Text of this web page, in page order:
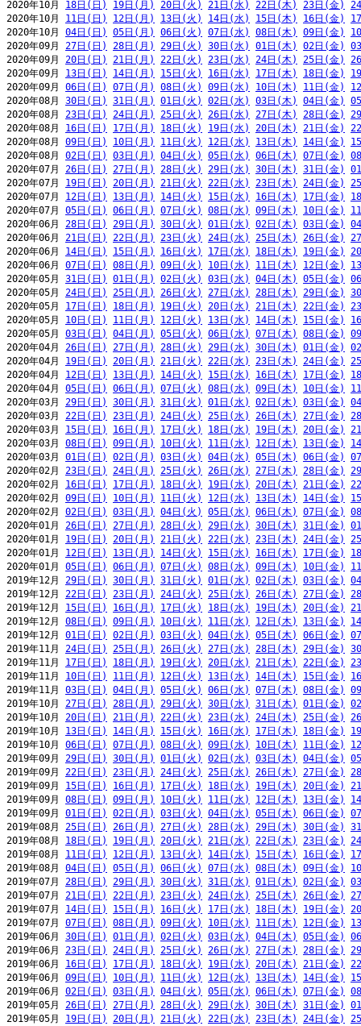
2020年10月 18日(日) 19日(月) 20日(火) 21日(水) 22日(木) 23日(金)
2020年10月 11日(日) 12日(月) 13日(火) 14日(水) 15日(木) 16日(金)
2020年10月 04日(日) 05日(月) 06日(火) 07日(水) 08日(木) 09日(金)
2020年09月 27日(日) 28日(月) 29日(火) 30日(水) 01日(木) 02日(金)
2020年09月 20日(日) 21日(月) 22日(火) 23日(水) 24日(木) 25日(金)
2020年09月 13日(日) 14日(月) 15日(火) 16日(水) 17日(木) 18日(金)
2020年09月 06日(日) 07日(月) 08日(火) 09日(水) 10日(木) 11日(金)
2020年08月 30日(日) 31日(月) 01日(火) 02日(水) 03日(木) 04日(金)
2020年08月 23日(日) 24日(月) 25日(火) 26日(水) 27日(木) 28日(金)
2020年08月 16日(日) 17日(月) 18日(火) 19日(水) 20日(木) 21日(金)
2020年08月 09日(日) 10日(月) 11日(火) 12日(水) 13日(木) 14日(金)
2020年08月 02日(日) 03日(月) 04日(火) 05日(水) 06日(木) 07日(金)
2020年07月 26日(日) 27日(月) 28日(火) 29日(水) 30日(木) 31日(金)
2020年07月 19日(日) 20日(月) 21日(火) 22日(水) 23日(木) 24日(金)
2020年07月 12日(日) 13日(月) 14日(火) 15日(水) 16日(木) 17日(金)
2020年07月 05日(日) 06日(月) 07日(火) 08日(水) 09日(木) 10日(金)
2020年06月 28日(日) 29日(月) 30日(火) 01日(水) 02日(木) 03日(金)
2020年06月 21日(日) 22日(月) 23日(火) 24日(水) 25日(木) 26日(金)
2020年06月 14日(日) 15日(月) 16日(火) 17日(水) 18日(木) 19日(金)
2020年06月 07日(日) 08日(月) 09日(火) 10日(水) 11日(木) 12日(金)
2020年05月 31日(日) 01日(月) 02日(火) 03日(水) 04日(木) 05日(金)
2020年05月 24日(日) 25日(月) 26日(火) 27日(水) 28日(木) 29日(金)
2020年05月 17日(日) 18日(月) 19日(火) 20日(水) 21日(木) 22日(金)
2020年05月 10日(日) 11日(月) 12日(火) 13日(水) 14日(木) 15日(金)
2020年05月 03日(日) 04日(月) 05日(火) 06日(水) 07日(木) 08日(金)
2020年04月 26日(日) 27日(月) 28日(火) 29日(水) 30日(木) 01日(金)
2020年04月 19日(日) 20日(月) 21日(火) 22日(水) 23日(木) 24日(金)
2020年04月 12日(日) 13日(月) 14日(火) 15日(水) 16日(木) 17日(金)
2020年04月 05日(日) 06日(月) 07日(火) 08日(水) 09日(木) 10日(金)
2020年03月 29日(日) 30日(月) 31日(火) 01日(水) 02日(木) 03日(金)
2020年03月 22日(日) 23日(月) 24日(火) 25日(水) 26日(木) 27日(金)
2020年03月 15日(日) 16日(月) 17日(火) 18日(水) 19日(木) 20日(金)
2020年03月 08日(日) 09日(月) 10日(火) 11日(水) 12日(木) 13日(金)
2020年03月 01日(日) 02日(月) 03日(火) 04日(水) 05日(木) 06日(金)
2020年02月 23日(日) 24日(月) 25日(火) 26日(水) 27日(木) 28日(金)
2020年02月 16日(日) 17日(月) 18日(火) 19日(水) 20日(木) 21日(金)
2020年02月 09日(日) 10日(月) 11日(火) 12日(水) 13日(木) 14日(金)
2020年02月 02日(日) 03日(月) 04日(火) 05日(水) 06日(木) 07日(金)
2020年01月 26日(日) 27日(月) 28日(火) 29日(水) 30日(木) 31日(金)
2020年01月 19日(日) 20日(月) 21日(火) 22日(水) 23日(木) 24日(金)
2020年01月 12日(日) 13日(月) 14日(火) 15日(水) 16日(木) 17日(金)
2020年01月 05日(日) 06日(月) 07日(火) 08日(水) 09日(木) 10日(金)
2019年12月 29日(日) 30日(月) 31日(火) 01日(水) 02日(木) 03日(金)
2019年12月 22日(日) 23日(月) 24日(火) 25日(水) 26日(木) 27日(金)
2019年12月 15日(日) 16日(月) 17日(火) 18日(水) 19日(木) 20日(金)
2019年12月 08日(日) 09日(月) 10日(火) 11日(水) 12日(木) 13日(金)
2019年12月 01日(日) 02日(月) 03日(火) 04日(水) 05日(木) 06日(金)
2019年11月 24日(日) 25日(月) 26日(火) 27日(水) 28日(木) 29日(金)
2019年11月 17日(日) 18日(月) 19日(火) 20日(水) 21日(木) 22日(金)
2019年11月 10日(日) 11日(月) 12日(火) 13日(水) 14日(木) 15日(金)
2019年11月 03日(日) 04日(月) 05日(火) 06日(水) 07日(木) 08日(金)
2019年10月 27日(日) 28日(月) 29日(火) 30日(水) 31日(木) 01日(金)
2019年10月 20日(日) 21日(月) 22日(火) 23日(水) 24日(木) 25日(金)
2019年10月 13日(日) 14日(月) 15日(火) 16日(水) 17日(木) 18日(金)
2019年10月 06日(日) 07日(月) 08日(火) 09日(水) 10日(木) 11日(金)
2019年09月 29日(日) 30日(月) 01日(火) 02日(水) 03日(木) 04日(金)
2019年09月 22日(日) 23日(月) 24日(火) 25日(水) 26日(木) 27日(金)
2019年09月 15日(日) 16日(月) 17日(火) 18日(水) 19日(木) 20日(金)
2019年09月 08日(日) 09日(月) 10日(火) 11日(水) 12日(木) 13日(金)
2019年09月 01日(日) 02日(月) 03日(火) 04日(水) 05日(木) 06日(金)
2019年08月 25日(日) 26日(月) 27日(火) 28日(水) 29日(木) 30日(金)
2019年08月 18日(日) 19日(月) 20日(火) 21日(水) 22日(木) 23日(金)
2019年08月 11日(日) 12日(月) 13日(火) 14日(水) 15日(木) 16日(金)
2019年08月 04日(日) 05日(月) 06日(火) 07日(水) 08日(木) 09日(金)
2019年07月 28日(日) 29日(月) 30日(火) 31日(水) 01日(木) 02日(金)
2019年07月 21日(日) 22日(月) 23日(火) 24日(水) 25日(木) 26日(金)
2019年07月 14日(日) 15日(月) 16日(火) 17日(水) 18日(木) 19日(金)
2019年07月 07日(日) 08日(月) 09日(火) 10日(水) 11日(木) 12日(金)
2019年06月 30日(日) 01日(月) 02日(火) 03日(水) 04日(木) 05日(金)
2019年06月 23日(日) 24日(月) 25日(火) 26日(水) 27日(木) 28日(金)
2019年06月 16日(日) 17日(月) 18日(火) 19日(水) 20日(木) 21日(金)
2019年06月 09日(日) 10日(月) 11日(火) 12日(水) 13日(木) 14日(金)
2019年06月 02日(日) 03日(月) 04日(火) 05日(水) 06日(木) 07日(金)
2019年05月 26日(日) 27日(月) 28日(火) 29日(水) 30日(木) 31日(金)
2019年05月 19日(日) 20日(月) 21日(火) 22日(水) 23日(木) 24日(金)